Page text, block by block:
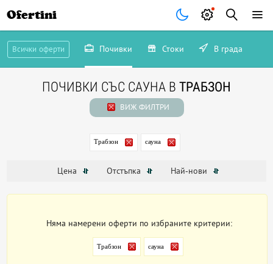
Ofertini
Всички оферти Почивки Стоки В града
ПОЧИВКИ СЪС САУНА В ТРАБЗОН
ВИЖ ФИЛТРИ
Трабзон сауна
Цена Отстъпка Най-нови
Няма намерени оферти по избраните критерии:
Трабзон сауна